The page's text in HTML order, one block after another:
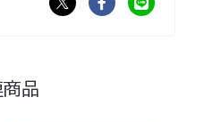
商品